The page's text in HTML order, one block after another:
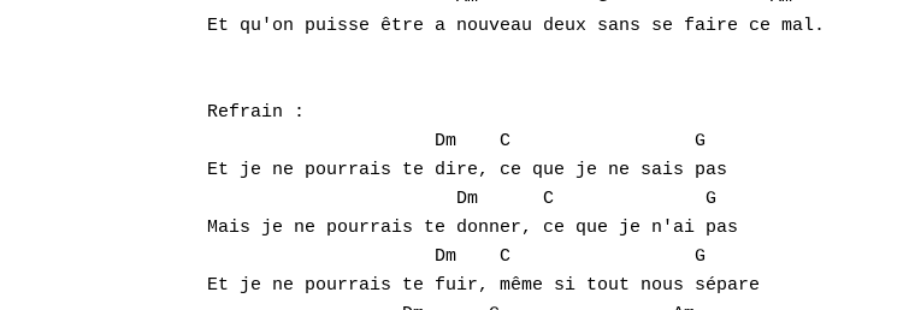
Et qu'on puisse être a nouveau deux sans se faire ce mal.
Refrain :
                     Dm    C                 G
Et je ne pourrais te dire, ce que je ne sais pas
                       Dm      C              G
Mais je ne pourrais te donner, ce que je n'ai pas
                     Dm    C                 G
Et je ne pourrais te fuir, même si tout nous sépare